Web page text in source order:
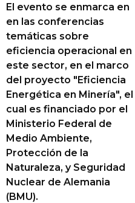
El evento se enmarca en
en las conferencias
temáticas sobre
eficiencia operacional en
este sector, en el marco
del proyecto "Eficiencia
Energética en Minería", el
cual es financiado por el
Ministerio Federal de
Medio Ambiente,
Protección de la
Naturaleza, y Seguridad
Nuclear de Alemania
(BMU).